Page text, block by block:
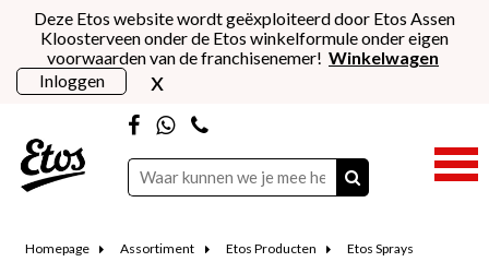
Deze Etos website wordt geëxploiteerd door Etos Assen
Kloosterveen onder de Etos winkelformule onder eigen
voorwaarden van de franchisenemer! Winkelwagen
Inloggen
x
Homepage Assortiment Etos Producten Etos Sprays